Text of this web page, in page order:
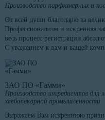
Производство парфюмерных и
От всей души благодарю за
Профессионализм и искренняя
весь процесс регистрации
С уважением к вам и вашей
ЗАО ПО «Гамми»
Производство ингредиентов для
хлебопекарной промышленности
Выражаем Вам искреннюю